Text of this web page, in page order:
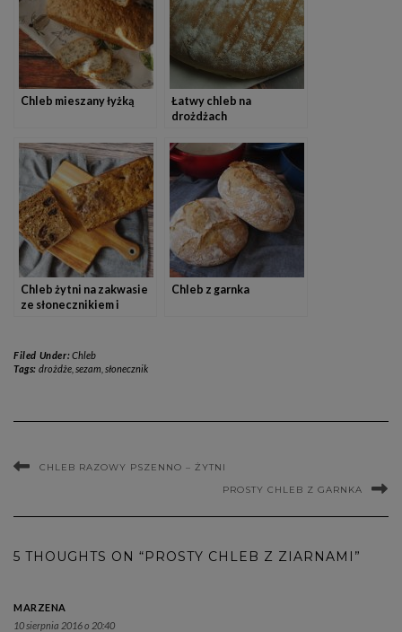
Chleb mieszany łyżką
Łatwy chleb na
drożdżach
Chleb żytni na zakwasie
ze słonecznikiem i
Chleb z garnka
Filed Under:Chleb
Tags: drożdże, sezam słonecznik
CHLEB RAZOWY PSZENNO – ŻYTNI
PROSTY CHLEB Z GARNKA
5 THOUGHTS ON “PROSTY CHLEB Z ZIARNAMI”
MARZENA
10 sierpnia 2016 o 20:40